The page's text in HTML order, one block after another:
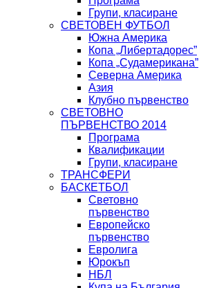
Групи, класиране
СВЕТОВЕН ФУТБОЛ
Южна Америка
Копа „Либертадорес”
Копа „Судамерикана”
Северна Америка
Азия
Клубно първенство
СВЕТОВНО
ПЪРВЕНСТВО 2014
Програма
Квалификации
Групи, класиране
ТРАНСФЕРИ
БАСКЕТБОЛ
Световно
първенство
Европейско
първенство
Евролига
Юрокъп
НБЛ